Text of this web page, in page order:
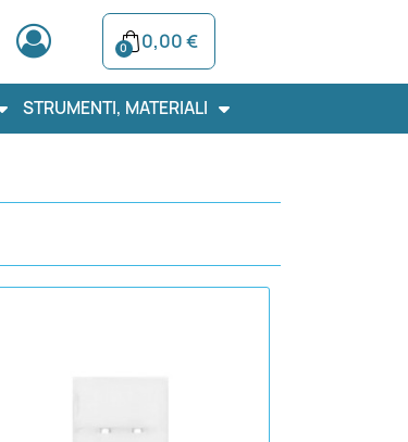
0,00 €
STRUMENTI, MATERIALI